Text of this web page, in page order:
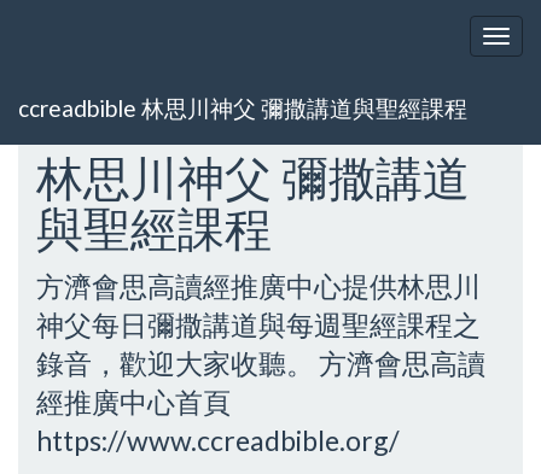
ccreadbible 林思川神父 彌撒講道與聖經課程
林思川神父 彌撒講道
與聖經課程
方濟會思高讀經推廣中心提供林思川
神父每日彌撒講道與每週聖經課程之
錄音，歡迎大家收聽。 方濟會思高讀
經推廣中心首頁
https://www.ccreadbible.org/